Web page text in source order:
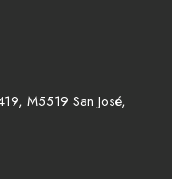
M5519 San José,